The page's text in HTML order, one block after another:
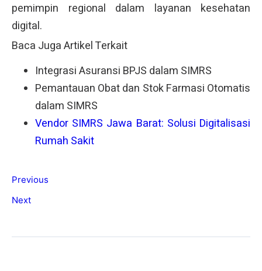
pemimpin regional dalam layanan kesehatan
digital.
Baca Juga Artikel Terkait
Integrasi Asuransi BPJS dalam SIMRS
Pemantauan Obat dan Stok Farmasi Otomatis
dalam SIMRS
Vendor SIMRS Jawa Barat: Solusi Digitalisasi
Rumah Sakit
Previous
Next